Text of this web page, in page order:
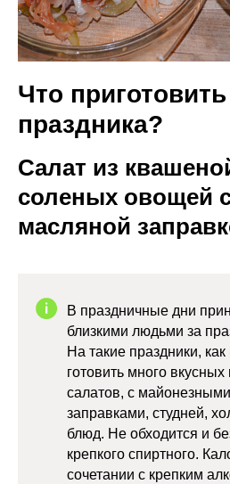
Что
праздника?
Салат из
соленых овощей
масляной
В праздничные дни
близкими людьми за
На такие праздники,
готовить много
салатов, с
заправками, студней,
блюд. Не обходится и
крепкого спиртного.
сочетании с крепким